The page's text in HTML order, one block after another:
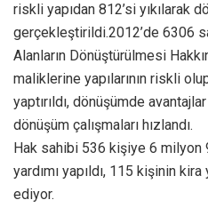
riskli yapıdan 812’si yıkılarak
gerçekleştirildi.2012’de 6306
Alanların Dönüştürülmesi
maliklerine yapılarının riskli
yaptırıldı, dönüşümde
dönüşüm çalışmaları hızlandı.
Hak sahibi 536 kişiye 6 milyon
yardımı yapıldı, 115 kişinin
ediyor.